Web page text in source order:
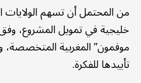
من المحتمل أن تسهم الولايات
خليجية في تمويل المشروع،
موفمون” المغربية
تأييدها للفكرة.